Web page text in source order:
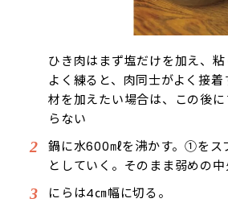
ひき肉はまず塩だけを加え、
よく練ると、肉同士がよく接
材を加えたい場合は、この後
らない
鍋に水600㎖を沸かす。①をス
としていく。そのまま弱めの中
にらは4㎝幅に切る。